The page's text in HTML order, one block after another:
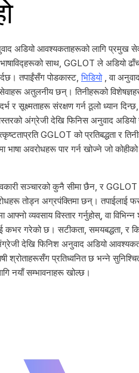
अडियो आवश्यकताहरूको लागि प्रमुख
साथ, GGLOT ले अडियो
तपाईंसँग पोडकास्ट,भिडियो, वा
अतुलनीय छन्। तिनीहरूको
र सूक्ष्मताहरू संरक्षण गर्न ठूलो ध्यान
अंग्रेजी देखि फिनिस अनुवाद
GGLOT को प्रतिबद्धता र
भाषा अवरोधहरू पार गर्न खोज्ने जो
सञ्चारको कुनै सीमा छैन, र
तोड्न अग्रपंक्तिमा छन्। तपाईलाई
व्यवसाय विस्तार गर्नुहोस्, वा
कभर गरेको छ। सटीकता, समयबद्धता, र
देखि फिनिश अनुवाद अडियो
श्रोताहरूसँग प्रतिध्वनित छ भन्ने
नयाँ सम्भावनाहरू खोल्छ।